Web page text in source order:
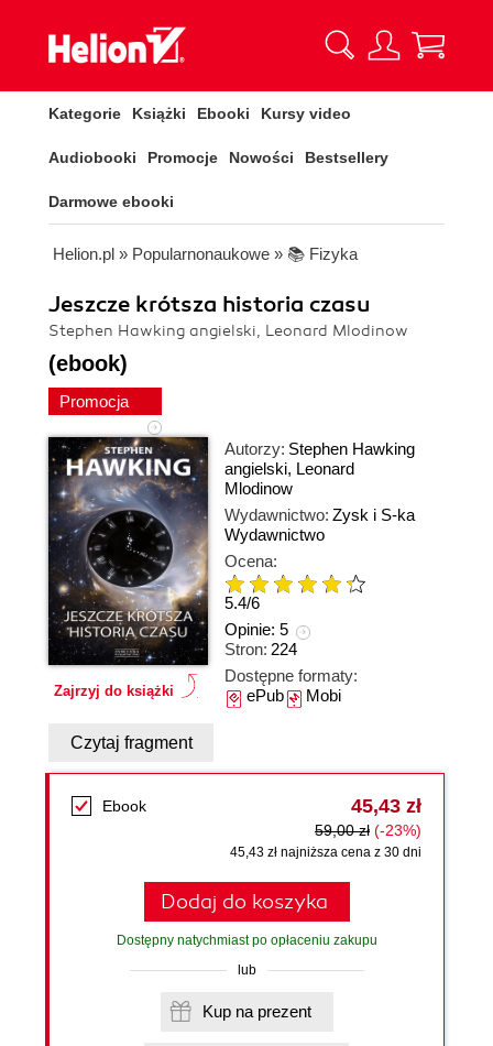
Kategorie Książki Ebooki Kursy video
Audiobooki Promocje Nowości Bestsellery
Darmowe ebooki
Helion.pl » Popularnonaukowe » 📚 Fizyka
Jeszcze krótsza historia czasu
Stephen Hawking angielski, Leonard Mlodinow
(ebook)
Promocja
Zajrzyj do książki
Autorzy: Stephen Hawking
angielski, Leonard
Mlodinow
Wydawnictwo: Zysk i S-ka
Wydawnictwo
Ocena:
5.4/6
Opinie: 5
Stron: 224
Dostępne formaty:
ePubMobi
Czytaj fragment
Ebook 45,43 zł
59,00 zł (-23%)
45,43 zł najniższa cena z 30 dni
Dodaj do koszyka
Dostępny natychmiast po opłaceniu zakupu
lub
Kup na prezent